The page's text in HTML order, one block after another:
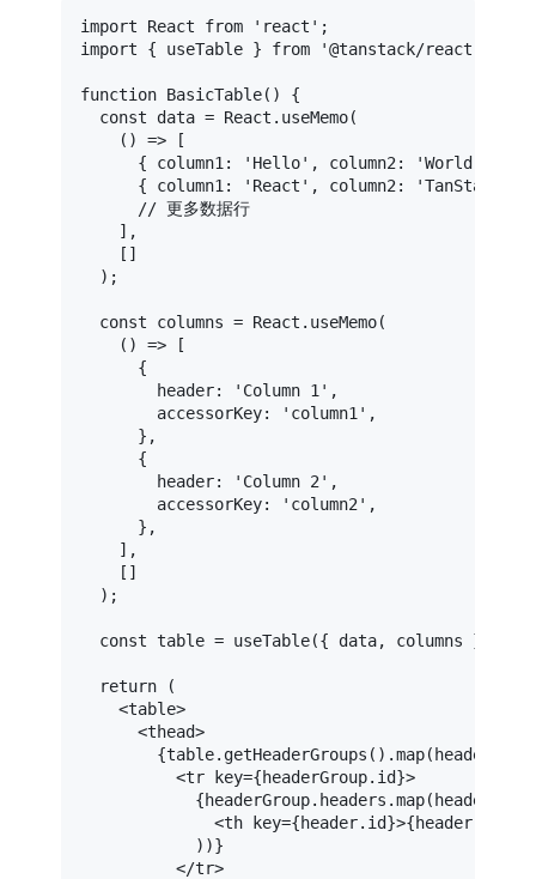
import React from 'react'
import { useTable } from '@tanstack/react-
function BasicTable( ) {
const data = React . useMemo(
() => [
      {
column1 : 'Hello' , column2 : 'World'
      {
column1 : 'React' , column2 :
'TanStack
// 更多数据行
    ],
    []
  );
const columns = React . useMemo(
() => [
      {
header: 'Column 1' ,
accessorKey: 'column1' ,
      },
      {
header: 'Column 2' ,
accessorKey: 'column2' ,
      },
    ],
    []
  );
const table = useTable({ data, columns });
return (
<table>
<thead>
<tr key={headerGroup.id}>
{headerGroup.headers.map(header =>
<th key={header.id}>
            ))}
</tr>